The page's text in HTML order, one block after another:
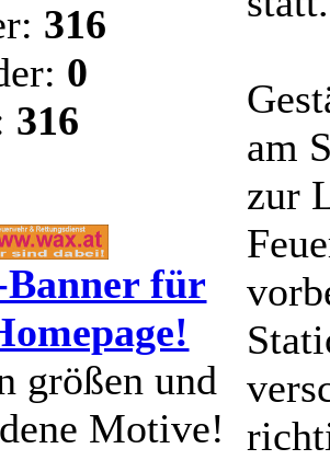
316
0
316
für
größen und
Motive!
am
zur